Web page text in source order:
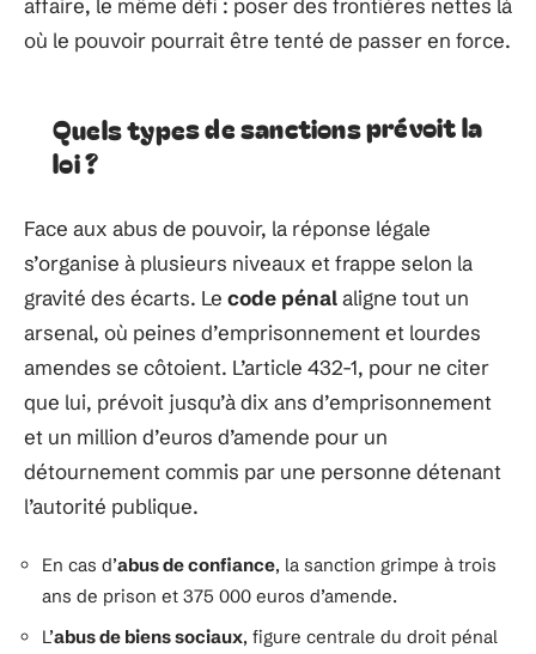
où le pouvoir pourrait être tenté de passer en force.
Quels types de sanctions prévoit la
loi ?
Face aux abus de pouvoir, la réponse légale
s’organise à plusieurs niveaux et frappe selon la
gravité des écarts. Le code pénalaligne tout un
arsenal, où peines d’emprisonnement et lourdes
amendes se côtoient. L’article 432-1, pour ne citer
que lui, prévoit jusqu’à dix ans d’emprisonnement
et un million d’euros d’amende pour un
détournement commis par une personne détenant
l’autorité publique.
En cas d’abus de confiance, la sanction grimpe à trois
ans de prison et 375 000 euros d’amende.
L’abus de biens sociaux, figure centrale du droit pénal